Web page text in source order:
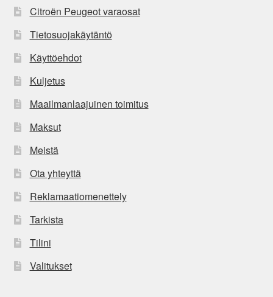
Citroën Peugeot varaosat
Tietosuojakäytäntö
Käyttöehdot
Kuljetus
Maailmanlaajuinen toimitus
Maksut
Meistä
Ota yhteyttä
Reklamaatiomenettely
Tarkista
Tilini
Valitukset